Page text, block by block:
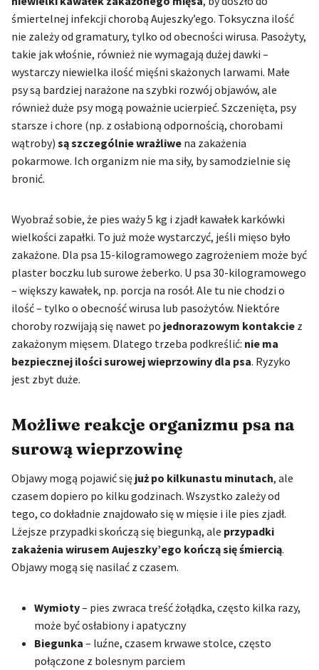
śmiertelnej infekcji chorobą Aujeszky’ego. Toksyczna ilość
nie zależy od gramatury, tylko od obecności wirusa. Pasożyty,
takie jak włośnie, również nie wymagają dużej dawki –
wystarczy niewielka ilość mięśni skażonych larwami. Małe
psy są bardziej narażone na szybki rozwój objawów, ale
również duże psy mogą poważnie ucierpieć. Szczenięta, psy
starsze i chore (np. z osłabioną odpornością, chorobami
wątroby) są szczególnie wrażliwe na zakażenia
pokarmowe. Ich organizm nie ma siły, by samodzielnie się
bronić.
Wyobraź sobie, że pies waży 5 kg i zjadł kawałek karkówki
wielkości zapałki. To już może wystarczyć, jeśli mięso było
zakażone. Dla psa 15-kilogramowego zagrożeniem może być
plaster boczku lub surowe żeberko. U psa 30-kilogramowego
– większy kawałek, np. porcja na rosół. Ale tu nie chodzi o
ilość – tylko o obecność wirusa lub pasożytów. Niektóre
choroby rozwijają się nawet po jednorazowym kontakcie z
zakażonym mięsem. Dlatego trzeba podkreślić: nie ma
bezpiecznej ilości surowej wieprzowiny dla psa. Ryzyko
jest zbyt duże.
Możliwe reakcje organizmu psa na
surową wieprzowinę
Objawy mogą pojawić się już po kilkunastu minutach, ale
czasem dopiero po kilku godzinach. Wszystko zależy od
tego, co dokładnie znajdowało się w mięsie i ile pies zjadł.
Lżejsze przypadki skończą się biegunką, ale przypadki
zakażenia wirusem Aujeszky’ego kończą się śmiercią.
Objawy mogą się nasilać z czasem.
Wymioty– pies zwraca treść żołądka, często kilka razy,
może być osłabiony i apatyczny
Biegunka – luźne, czasem krwawe stolce, często
połączone z bolesnym parciem